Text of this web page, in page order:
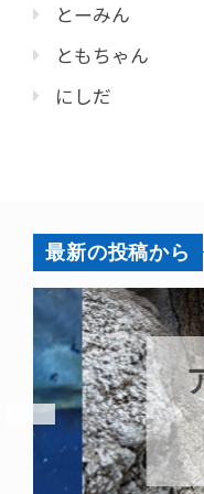
とーみん
ともちゃん
にしだ
最新の投稿から
ア